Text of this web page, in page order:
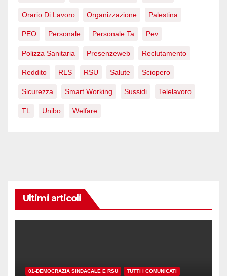
Orario Di Lavoro Organizzazione Palestina
PEO Personale Personale Ta Pev
Polizza Sanitaria Presenzeweb Reclutamento
Reddito RLS RSU Salute Sciopero
Sicurezza Smart Working Sussidi Telelavoro
TL Unibo Welfare
Ultimi articoli
01-DEMOCRAZIA SINDACALE E RSU TUTTI I COMUNICATI